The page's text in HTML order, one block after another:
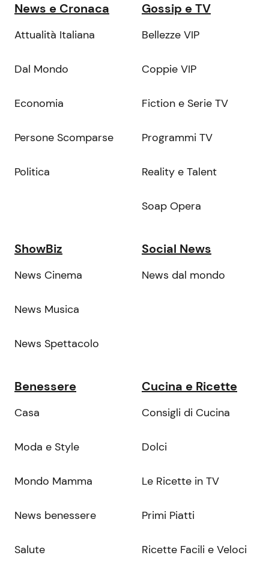
News e Cronaca
Attualità Italiana
Dal Mondo
Economia
Persone Scomparse
Politica
Gossip e TV
Bellezze VIP
Coppie VIP
Fiction e Serie TV
Programmi TV
Reality e Talent
Soap Opera
ShowBiz
News Cinema
News Musica
News Spettacolo
Social News
News dal mondo
Benessere
Casa
Moda e Style
Mondo Mamma
News benessere
Salute
Cucina e Ricette
Consigli di Cucina
Dolci
Le Ricette in TV
Primi Piatti
Ricette Facili e Veloci